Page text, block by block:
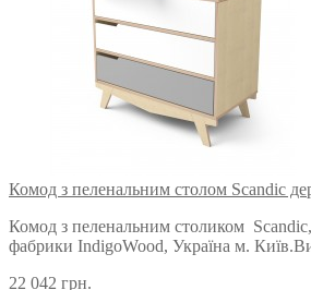
Комод з пеленальним столом Scandic
Комод з пеленальним столиком
фабрики IndigoWood, Україна м.
22 042 грн.